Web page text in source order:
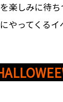
楽しみに待ち
やってくるイベ